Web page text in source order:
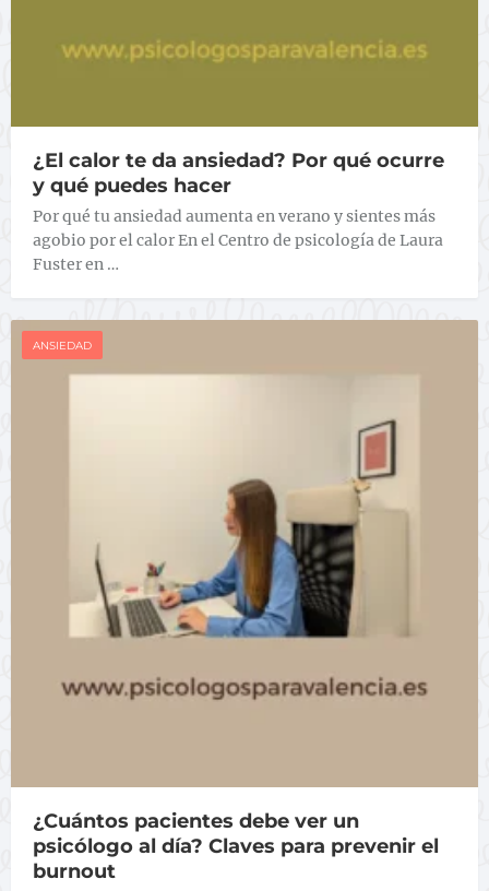
¿El calor te da ansiedad? Por qué ocurre
y qué puedes hacer
Por qué tu ansiedad aumenta en verano y sientes más
agobio por el calor En el Centro de psicología de Laura
Fuster en …
ANSIEDAD
¿Cuántos pacientes debe ver un
psicólogo al día? Claves para prevenir el
burnout